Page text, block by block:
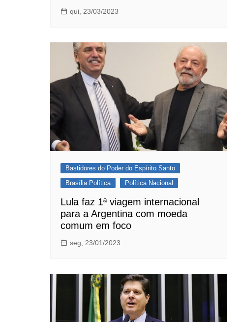
qui, 23/03/2023
Bastidores do Poder do Espírito Santo
Brasília Política
Política Nacional
Lula faz 1ª viagem internacional
para a Argentina com moeda
comum em foco
seg, 23/01/2023